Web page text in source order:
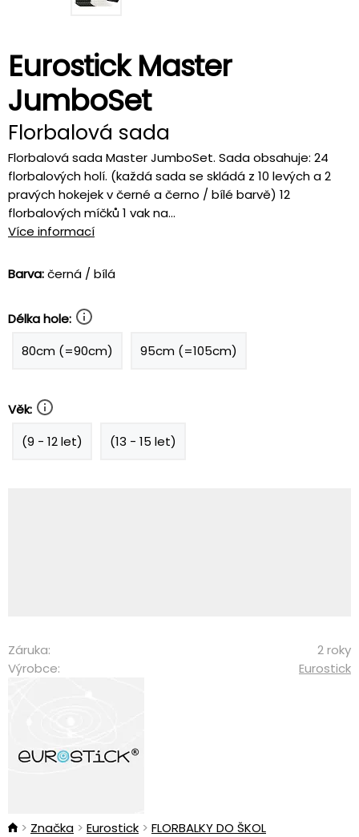
Eurostick Master
JumboSet
Florbalová sada
Florbalová sada Master JumboSet. Sada obsahuje: 24
florbalových holí. (každá sada se skládá z 10 levých a 2
pravých hokejek v černé a černo / bílé barvě) 12
florbalových míčků 1 vak na...
Více informací
Barva:černá / bílá
Délka hole:
80cm (=90cm)
95cm (=105cm)
Věk:
(9 - 12 let)
(13 - 15 let)
Záruka:
2 roky
Výrobce:
Eurostick
Značka Eurostick FLORBALKY DO ŠKOL